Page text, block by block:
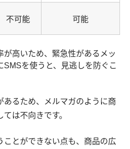
不可能 可能
が高いため、緊急性があるメッ
SMSを使うと、見逃しを防ぐこ
あるため、メルマガのように商
は不向きです。
ことができない点も、商品の広